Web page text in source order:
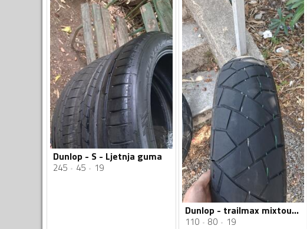
Dunlop - S - Ljetnja guma
245 45 19
Dunlop - trailmax mixtour - Univerzalna guma
110 80 19